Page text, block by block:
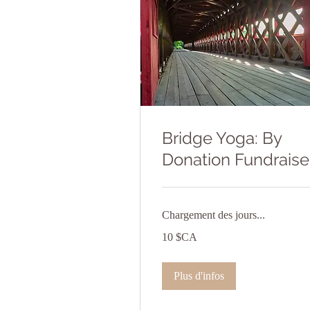
Bridge Yoga: By
Donation
Chargement des jours...
dollars
10 $CA
Plus d'infos